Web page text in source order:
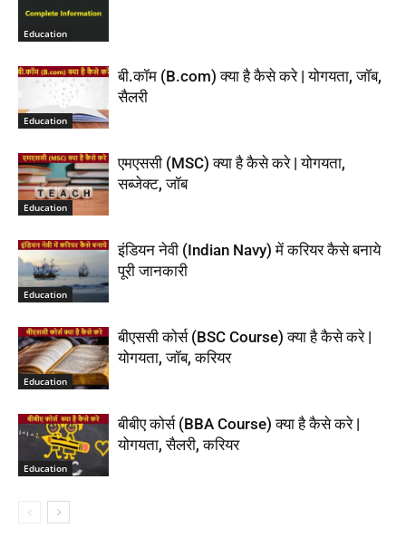
Education
Education
बी.कॉम (B.com) क्या है कैसे करे | योगयता, जॉब,
सैलरी
Education
एमएससी (MSC) क्या है कैसे करे | योगयता,
सब्जेक्ट, जॉब
Education
इंडियन नेवी (Indian Navy) में करियर कैसे बनाये
पूरी जानकारी
Education
बीएससी कोर्स (BSC Course) क्या है कैसे करे |
योगयता, जॉब, करियर
Education
बीबीए कोर्स (BBA Course) क्या है कैसे करे |
योगयता, सैलरी, करियर